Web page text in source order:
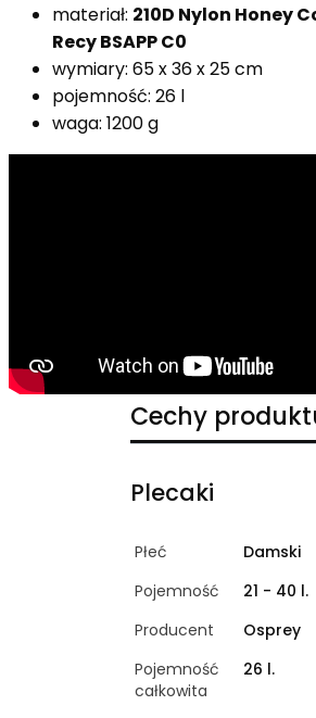
materiał: 210D Nylon Honey
Recy BSAPP C0
wymiary: 65 x 36 x 25 cm
pojemność: 26 l
waga: 1200 g
Cechy
Plecaki
Płeć
Damski
Pojemność
21 - 40 l.
Producent
Osprey
Pojemność
całkowita
26 l.